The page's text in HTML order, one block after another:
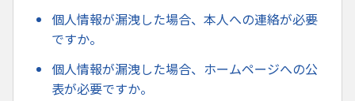
個人情報が漏洩した場合、本人への連絡が必要
ですか。
個人情報が漏洩した場合、ホームページへの公
表が必要ですか。